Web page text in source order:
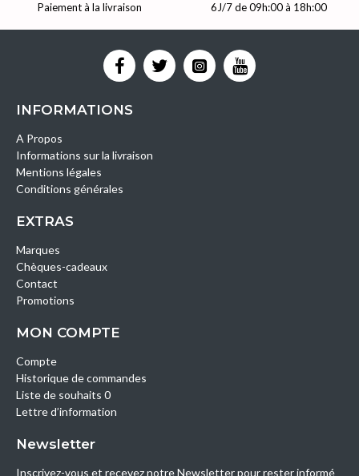
Paiement à la livraison 6J/7 de 09h:00 à 18h:00
INFORMATIONS
A Propos
Informations sur la livraison
Mentions légales
Conditions générales
EXTRAS
Marques
Chèques-cadeaux
Contact
Promotions
MON COMPTE
Compte
Historique de commandes
Liste de souhaits 0
Lettre d’information
Newsletter
Inscrivez-vous et recevez notre Newsletter pour rester informé